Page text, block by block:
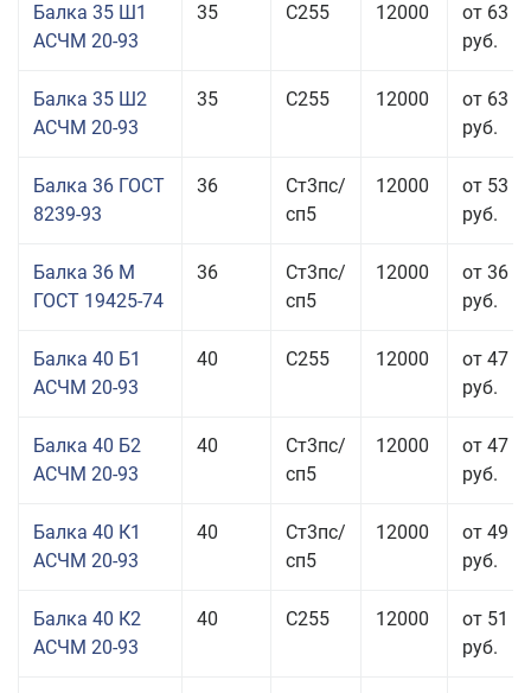
Балка 35 Ш1
АСЧМ 20-93
35 С255 12000
от 63
руб.
Балка 35 Ш2
АСЧМ 20-93
35 С255 12000
от 63
руб.
Балка 36 ГОСТ
8239-93
36
Ст3пс/
сп5
12000
от 53
руб.
Балка 36 М
ГОСТ 19425-74
36
Ст3пс/
сп5
12000
от 36
руб.
Балка 40 Б1
АСЧМ 20-93
40 С255 12000
от 47
руб.
Балка 40 Б2
АСЧМ 20-93
40
Ст3пс/
сп5
12000
от 47
руб.
Балка 40 К1
АСЧМ 20-93
40
Ст3пс/
сп5
12000
от 49
руб.
Балка 40 К2
АСЧМ 20-93
40 С255 12000
от 51
руб.